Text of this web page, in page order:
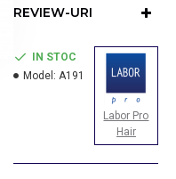
Pretul prezentat include
REVIEW-URI
IN STOC
Model: A191
Labor Pro
Hair